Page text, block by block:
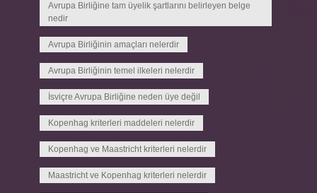
Avrupa Birliğine tam üyelik şartlarını belirleyen belge
nedir
Avrupa Birliğinin amaçları nelerdir
Avrupa Birliğinin temel ilkeleri nelerdir
İsviçre Avrupa Birliğine neden üye değil
Kopenhag kriterleri maddeleri nelerdir
Kopenhag ve Maastricht kriterleri nelerdir
Maastricht ve Kopenhag kriterleri nelerdir